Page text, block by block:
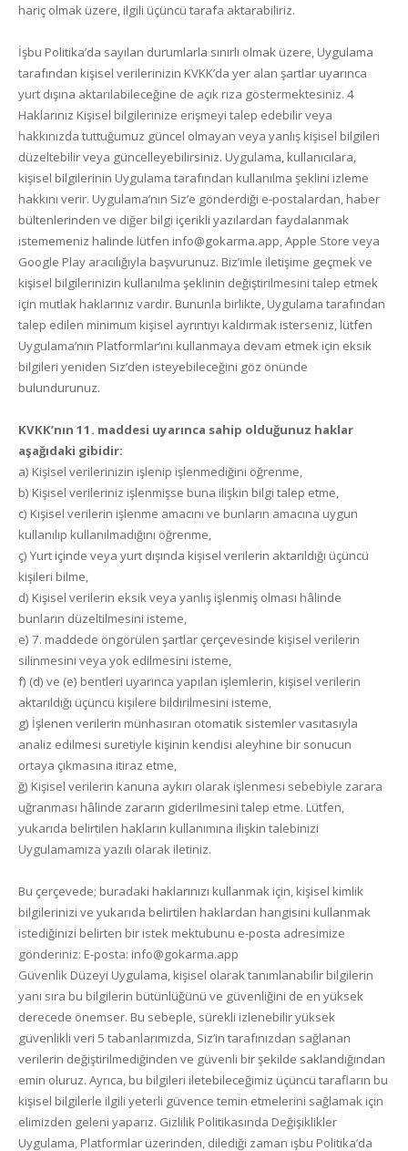
hariç olmak üzere, ilgili üçüncü tarafa aktarabiliriz.
İşbu Politika’da sayılan durumlarla sınırlı olmak üzere, Uygulama
tarafından kişisel verilerinizin KVKK’da yer alan şartlar uyarınca
yurt dışına aktarılabileceğine de açık rıza göstermektesiniz. 4
Haklarınız Kişisel bilgilerinize erişmeyi talep edebilir veya
hakkınızda tuttuğumuz güncel olmayan veya yanlış kişisel bilgileri
düzeltebilir veya güncelleyebilirsiniz. Uygulama, kullanıcılara,
kişisel bilgilerinin Uygulama tarafından kullanılma şeklini izleme
hakkını verir. Uygulama’nın Siz’e gönderdiği e-postalardan, haber
bültenlerinden ve diğer bilgi içerikli yazılardan faydalanmak
istememeniz halinde lütfen info@gokarma.app, Apple Store veya
Google Play aracılığıyla başvurunuz. Biz’imle iletişime geçmek ve
kişisel bilgilerinizin kullanılma şeklinin değiştirilmesini talep etmek
için mutlak haklarınız vardır. Bununla birlikte, Uygulama tarafından
talep edilen minimum kişisel ayrıntıyı kaldırmak isterseniz, lütfen
Uygulama’nın Platformlar’ını kullanmaya devam etmek için eksik
bilgileri yeniden Siz’den isteyebileceğini göz önünde
bulundurunuz.
KVKK’nın 11. maddesi uyarınca sahip olduğunuz haklar
aşağıdaki gibidir:
a) Kişisel verilerinizin işlenip işlenmediğini öğrenme,
b) Kişisel verileriniz işlenmişse buna ilişkin bilgi talep etme,
c) Kişisel verilerin işlenme amacını ve bunların amacına uygun
kullanılıp kullanılmadığını öğrenme,
ç) Yurt içinde veya yurt dışında kişisel verilerin aktarıldığı üçüncü
kişileri bilme,
d) Kişisel verilerin eksik veya yanlış işlenmiş olması hâlinde
bunların düzeltilmesini isteme,
e) 7. maddede öngörülen şartlar çerçevesinde kişisel verilerin
silinmesini veya yok edilmesini isteme,
f) (d) ve (e) bentleri uyarınca yapılan işlemlerin, kişisel verilerin
aktarıldığı üçüncü kişilere bildirilmesini isteme,
g) İşlenen verilerin münhasıran otomatik sistemler vasıtasıyla
analiz edilmesi suretiyle kişinin kendisi aleyhine bir sonucun
ortaya çıkmasına itiraz etme,
ğ) Kişisel verilerin kanuna aykırı olarak işlenmesi sebebiyle zarara
uğranması hâlinde zararın giderilmesini talep etme. Lütfen,
yukarıda belirtilen hakların kullanımına ilişkin talebinizi
Uygulamamıza yazılı olarak iletiniz.
Bu çerçevede; buradaki haklarınızı kullanmak için, kişisel kimlik
bilgilerinizi ve yukarıda belirtilen haklardan hangisini kullanmak
istediğinizi belirten bir istek mektubunu e-posta adresimize
gönderiniz: E-posta: info@gokarma.app
Güvenlik Düzeyi Uygulama, kişisel olarak tanımlanabilir bilgilerin
yanı sıra bu bilgilerin bütünlüğünü ve güvenliğini de en yüksek
derecede önemser. Bu sebeple, sürekli izlenebilir yüksek
güvenlikli veri 5 tabanlarımızda, Siz’in tarafınızdan sağlanan
verilerin değiştirilmediğinden ve güvenli bir şekilde saklandığından
emin oluruz. Ayrıca, bu bilgileri iletebileceğimiz üçüncü tarafların bu
kişisel bilgilerle ilgili yeterli güvence temin etmelerini sağlamak için
elimizden geleni yaparız. Gizlilik Politikasında Değişiklikler
Uygulama, Platformlar üzerinden, dilediği zaman işbu Politika’da